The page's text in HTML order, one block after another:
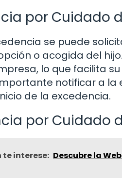
por Cuidado
se puede
o acogida del
lo que facilita
notificar a
de la excedencia.
por Cuidado
te interese: Descubre la